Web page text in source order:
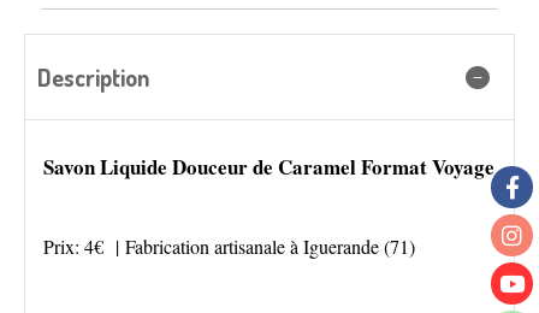
Description
Savon Liquide Douceur de Caramel Format Voyage
Prix: 4€ | Fabrication artisanale à Iguerande (71)